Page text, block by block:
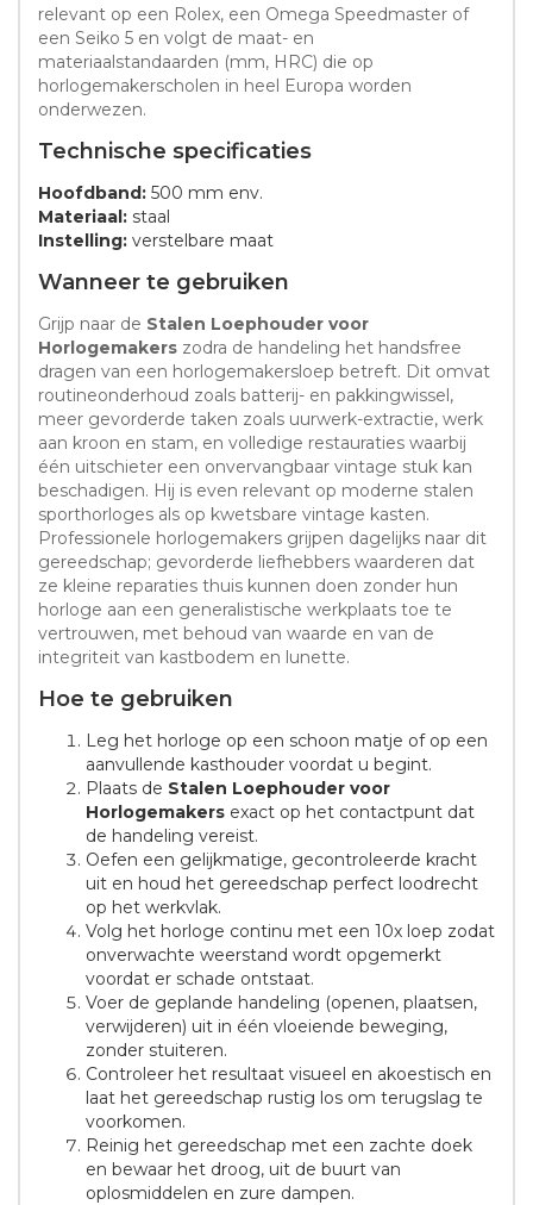
relevant op een Rolex, een Omega Speedmaster of
een Seiko 5 en volgt de maat- en
materiaalstandaarden (mm, HRC) die op
horlogemakerscholen in heel Europa worden
onderwezen.
Technische specificaties
Hoofdband: 500 mm env.
Materiaal: staal
Instelling: verstelbare maat
Wanneer te gebruiken
Grijp naar de Stalen Loephouder voor
Horlogemakers zodra de handeling het handsfree
dragen van een horlogemakersloep betreft. Dit omvat
routineonderhoud zoals batterij- en pakkingwissel,
meer gevorderde taken zoals uurwerk-extractie, werk
aan kroon en stam, en volledige restauraties waarbij
één uitschieter een onvervangbaar vintage stuk kan
beschadigen. Hij is even relevant op moderne stalen
sporthorloges als op kwetsbare vintage kasten.
Professionele horlogemakers grijpen dagelijks naar dit
gereedschap; gevorderde liefhebbers waarderen dat
ze kleine reparaties thuis kunnen doen zonder hun
horloge aan een generalistische werkplaats toe te
vertrouwen, met behoud van waarde en van de
integriteit van kastbodem en lunette.
Hoe te gebruiken
Leg het horloge op een schoon matje of op een
aanvullende kasthouder voordat u begint.
Plaats de Stalen Loephouder voor
Horlogemakers exact op het contactpunt dat
de handeling vereist.
Oefen een gelijkmatige, gecontroleerde kracht
uit en houd het gereedschap perfect loodrecht
op het werkvlak.
Volg het horloge continu met een 10x loep zodat
onverwachte weerstand wordt opgemerkt
voordat er schade ontstaat.
Voer de geplande handeling (openen, plaatsen,
verwijderen) uit in één vloeiende beweging,
zonder stuiteren.
Controleer het resultaat visueel en akoestisch en
laat het gereedschap rustig los om terugslag te
voorkomen.
Reinig het gereedschap met een zachte doek
en bewaar het droog, uit de buurt van
oplosmiddelen en zure dampen.